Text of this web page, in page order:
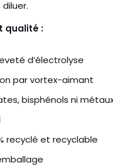
qualité :
d’électrolyse
par vortex-aimant
bisphénols ni
recyclé et recyclable